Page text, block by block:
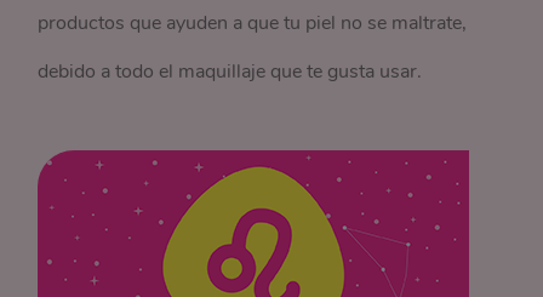
productos que ayuden a que tu piel no se maltrate,
debido a todo el maquillaje que te gusta usar.